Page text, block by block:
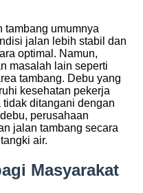
tambang umumnya
jalan lebih stabil dan
optimal. Namun,
masalah lain seperti
tambang. Debu yang
kesehatan pekerja
ditangani dengan
perusahaan
jalan tambang secara
air.
Masyarakat